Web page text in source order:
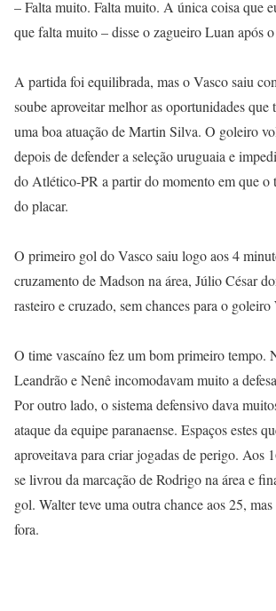
– Falta muito. Falta muito. A única coisa que
que falta muito – disse o zagueiro Luan após
A partida foi equilibrada, mas o Vasco saiu
soube aproveitar melhor as oportunidades que
uma boa atuação de Martin Silva. O goleiro
depois de defender a seleção uruguaia e
do Atlético-PR a partir do momento em que o
do placar.
O primeiro gol do Vasco saiu logo aos 4
cruzamento de Madson na área, Júlio César
rasteiro e cruzado, sem chances para o goleiro
O time vascaíno fez um bom primeiro tempo.
Leandrão e Nenê incomodavam muito a
Por outro lado, o sistema defensivo dava
ataque da equipe paranaense. Espaços estes
aproveitava para criar jogadas de perigo. Aos
se livrou da marcação de Rodrigo na área e
gol. Walter teve uma outra chance aos 25,
fora.